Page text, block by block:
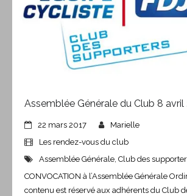
Assemblée Générale du Club 8 avril
22 mars 2017
Marielle
Les rendez-vous du club
Assemblée Générale Club des
CONVOCATION à l’Assemblée Générale
contenu est réservé aux adhérents du Club